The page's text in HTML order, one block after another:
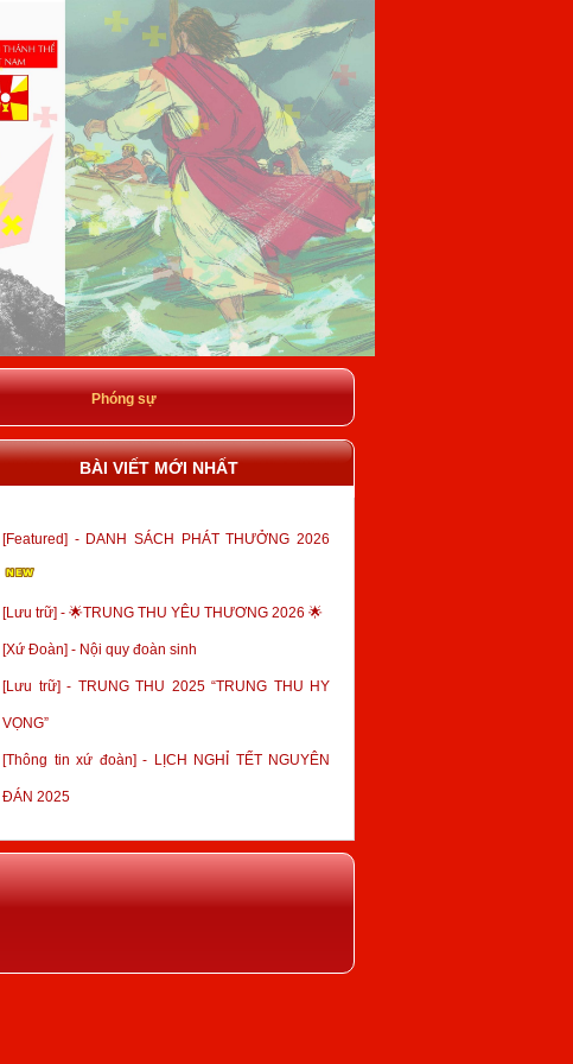
Phóng sự
BÀI VIẾT MỚI NHẤT
[Featured] - DANH SÁCH PHÁT THƯỞNG 2026
[Lưu trữ] - 🌟TRUNG THU YÊU THƯƠNG 2026 🌟
[Xứ Đoàn] - Nội quy đoàn sinh
[Lưu trữ] - TRUNG THU 2025 “TRUNG THU HY
VỌNG”
[Thông tin xứ đoàn] - LỊCH NGHỈ TẾT NGUYÊN
ĐÁN 2025